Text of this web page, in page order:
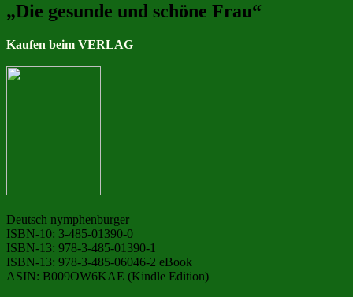
„Die gesunde und schöne Frau“
Kaufen beim VERLAG
Deutsch nymphenburger
ISBN-10: 3-485-01390-0
ISBN-13: 978-3-485-01390-1
ISBN-13: 978-3-485-06046-2 eBook
ASIN: B009OW6KAE (Kindle Edition)